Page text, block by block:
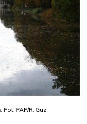
PAP/R. Guz